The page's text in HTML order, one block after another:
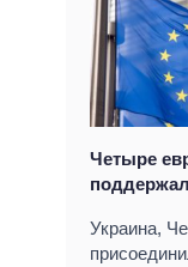
Четыре
Украина,